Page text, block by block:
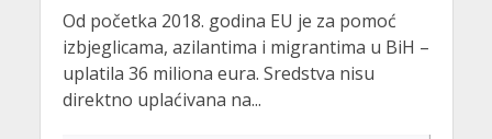
Od početka 2018. godina EU je za pomoć
izbjeglicama, azilantima i migrantima u BiH –
uplatila 36 miliona eura. Sredstva nisu
direktno uplaćivana na...